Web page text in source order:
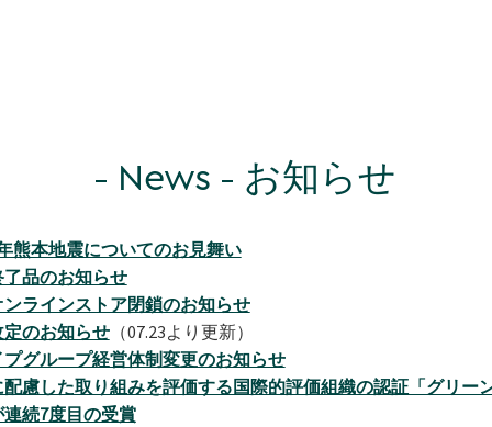
News お知らせ
熊本地震についてのお見舞い
品のお知らせ
ラインストア閉鎖のお知らせ
のお知らせ（07.23より更新）
グループ経営体制変更のお知らせ
慮した取り組みを評価する国際的評価組織の認証「グリー
続7度目の受賞